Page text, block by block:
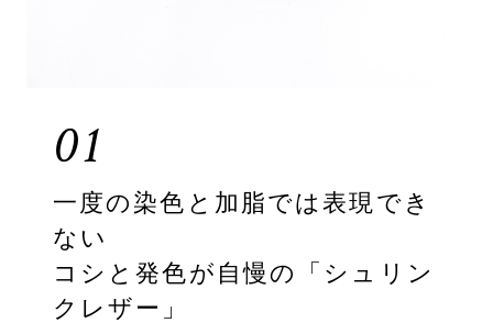
01
一度の染色と加脂では表現でき
ない
コシと発色が自慢の「シュリン
クレザー」